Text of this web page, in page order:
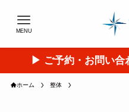
MENU
▶︎ ご予約・お問い合
ホーム 整体